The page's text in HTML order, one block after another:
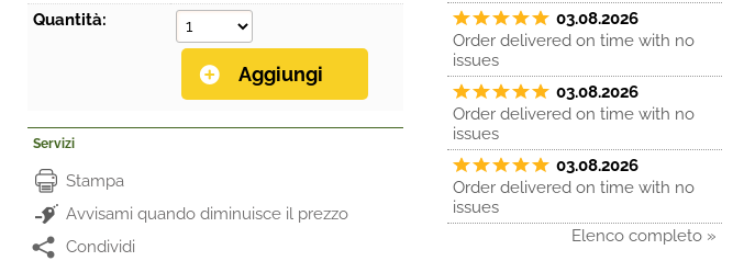
Quantità:
Servizi
Stampa
Avvisami quando diminuisce il prezzo
Condividi
03.08.2026
Order delivered on time with no
issues
03.08.2026
Order delivered on time with no
issues
03.08.2026
Order delivered on time with no
issues
Elenco completo »